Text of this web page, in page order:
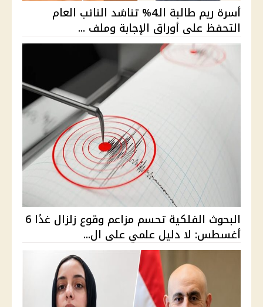
أسرة ريم طالبة الـ4% تناشد النائب العام
التحفظ على أوراق الإجابة وملف ...
البحوث الفلكية تحسم مزاعم وقوع زلزال غدًا 6
أغسطس: لا دليل علمي على ال...